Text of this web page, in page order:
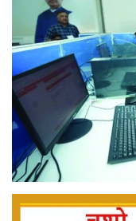
छत्तीसगढ़ राज्य
दुनिया
मनोरंजन
सेहत
धर्म